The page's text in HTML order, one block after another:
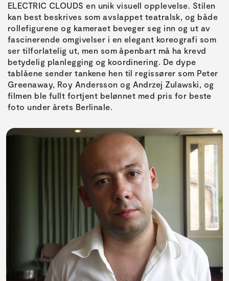
ELECTRIC CLOUDS en unik visuell opplevelse. Stilen
kan best beskrives som avslappet teatralsk, og både
rollefigurene og kameraet beveger seg inn og ut av
fascinerende omgivelser i en elegant koreografi som
ser tilforlatelig ut, men som åpenbart må ha krevd
betydelig planlegging og koordinering. De dype
tablåene sender tankene hen til regissører som Peter
Greenaway, Roy Andersson og Andrzej Zulawski, og
filmen ble fullt fortjent belønnet med pris for beste
foto under årets Berlinale.